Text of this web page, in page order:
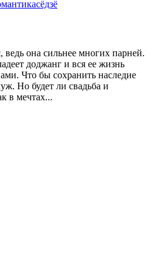
сёдзё
она сильнее многих парней.
доджанг и вся ее жизнь
Что бы сохранить наследие
Но будет ли свадьба и
в мечтах...